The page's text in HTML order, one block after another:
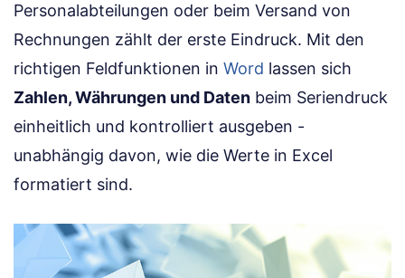
Personalabteilungen oder beim Versand von
Rechnungen zählt der erste Eindruck. Mit den
richtigen Feldfunktionen in Word lassen sich
Zahlen, Währungen und Daten beim Seriendruck
einheitlich und kontrolliert ausgeben -
unabhängig davon, wie die Werte in Excel
formatiert sind.